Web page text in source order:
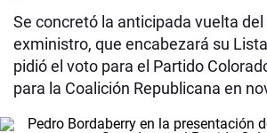
Se concretó la anticipada vuelta
exministro, que encabezará su
pidió el voto para el Partido
para la Coalición Republicana en